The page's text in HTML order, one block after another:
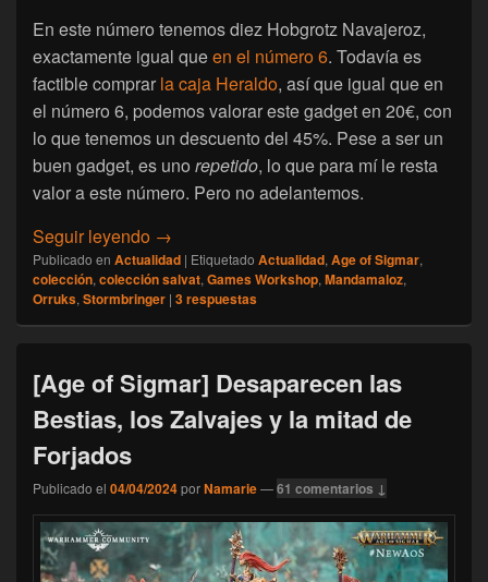
En este número tenemos diez Hobgrotz Navajeroz,
exactamente igual queen el número 6. Todavía es
factible comprar la caja Heraldo, así que igual que en
el número 6, podemos valorar este gadget en 20€, con
lo que tenemos un descuento del 45%. Pese a ser un
buen gadget, es uno repetido, lo que para mí le resta
valor a este número. Pero no adelantemos.
Seguir leyendo [Age of Sigmar Stormbringer] Abriendo el
→
Publicado en Actualidad | Etiquetado Actualidad, Age of Sigmar,
colección, colección salvat, Games Workshop, Mandamaloz,
Orruks, Stormbringer | 3respuestas
[Age of Sigmar] Desaparecen las
Bestias, los Zalvajes y la mitad de
Forjados
Publicado el 04/04/2024porNamarie—61 comentarios ↓